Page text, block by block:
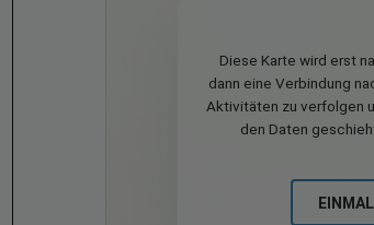
Diese Karte wird erst
dann eine Verbindung
Aktivitäten zu verfolgen
den Daten